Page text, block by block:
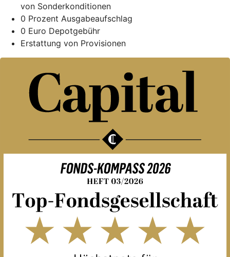
von Sonderkonditionen
0 Prozent Ausgabeaufschlag
0 Euro Depotgebühr
Erstattung von Provisionen